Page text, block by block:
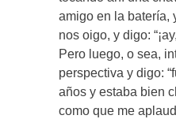
amigo en la batería,
nos oigo, y digo:
Pero luego, o sea,
perspectiva y digo:
años y estaba bien
como que me